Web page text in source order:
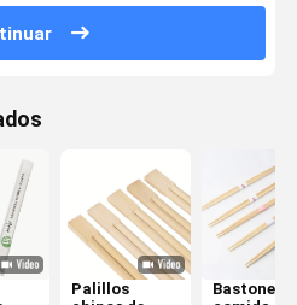
Palillos
Bastones